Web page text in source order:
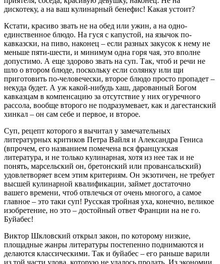
дискотеку, а на ваш кулинарный бенефис! Какая устоит?
Кстати, красиво звать не на обед или ужин, а на одно-
единственное блюдо. На гуся с капустой, на язычок по-
кавказски, на пиво, наконец – если разных закусок к нему не
меньше пяти-шести, и минимум одна горя чая, это вполне
допустимо. А еще здорово звать на суп. Так, чтоб и речи не
шло о втором блюде, поскольку если солянку или щи
приготовить по-человечески, второе блюдо просто пропадет –
некуда будет. А уж какой-нибудь хаш, дарованный Богом
кавказцам в компенсацию за отсутствие у них огуречного
рассола, вообще второго не подразумевает, как и дагестанский
хинкал – он сам себе и первое, и второе.
Суп, рецепт которого я вычитал у замечательных
литературных критиков Петра Вайля и Александра Гениса
(впрочем, его названием помечена вся французская
литература, и не только кулинарная, хотя из нее так и не
понять, марсельский он, бретонский или провансальский)
удовлетворяет всем этим критериям. Он экзотичен, не требует
высшей кулинарной квалификации, займет достаточно
вашего времени, чтоб отвлечься от очень многого, а самое
главное – это таки суп! Русская тройная уха, конечно, великое
изобретение, но это – достойный ответ Франции на не го.
Буйабес!
Виктор Шкловский открыл закон, по которому низкие,
площадные жанры литературы постепенно поднимаются и
делаются классическими. Так и буйабес – его раньше варили